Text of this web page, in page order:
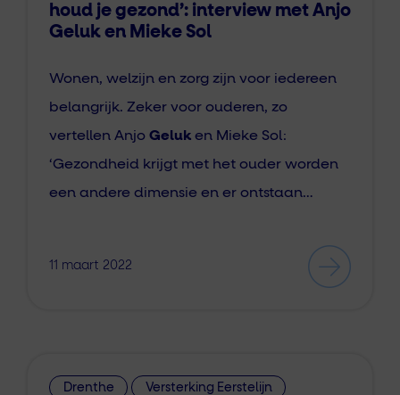
houd je gezond’: interview met Anjo
Geluk en Mieke Sol
Wonen, welzijn en zorg zijn voor iedereen
belangrijk. Zeker voor ouderen, zo
vertellen Anjo Geluk en Mieke Sol:
‘Gezondheid krijgt met het ouder worden
een andere dimensie en er ontstaan…
11 maart 2022
Drenthe Versterking Eerstelijn